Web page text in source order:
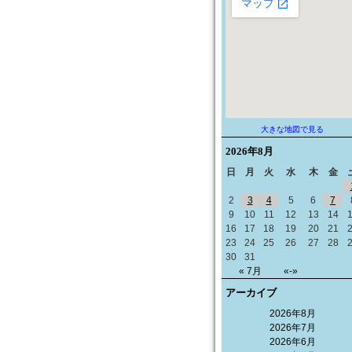
大きな地図で見る
2026年8月
日 月 火 水 木 金
« 7月 «-»
2
3 4 5 6 7
9
10 11 12 13 14
16
17 18 19 20 21
23
24 25 26 27 28
30
31
アーカイブ
2026年8月
2026年7月
2026年6月